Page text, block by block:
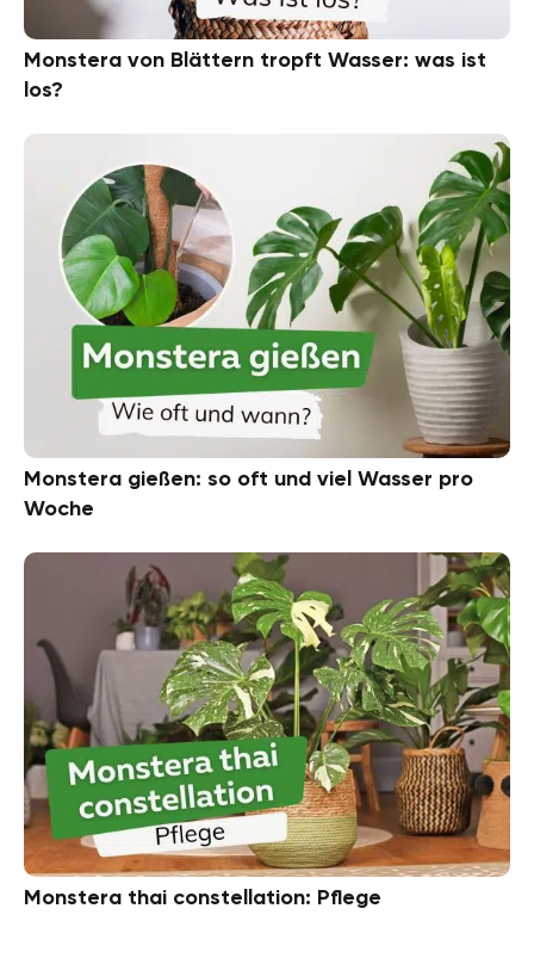
Monstera von Blättern tropft Wasser: was ist
los?
Monstera gießen: so oft und viel Wasser pro
Woche
Monstera thai constellation: Pflege